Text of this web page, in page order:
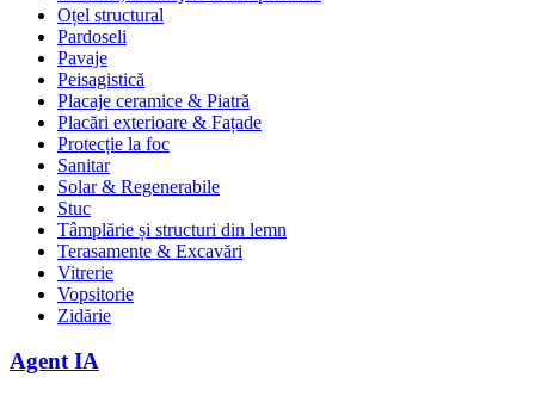
Oțel structural
Pardoseli
Pavaje
Peisagistică
Placaje ceramice & Piatră
Placări exterioare & Fațade
Protecție la foc
Sanitar
Solar & Regenerabile
Stuc
Tâmplărie și structuri din lemn
Terasamente & Excavări
Vitrerie
Vopsitorie
Zidărie
Agent IA